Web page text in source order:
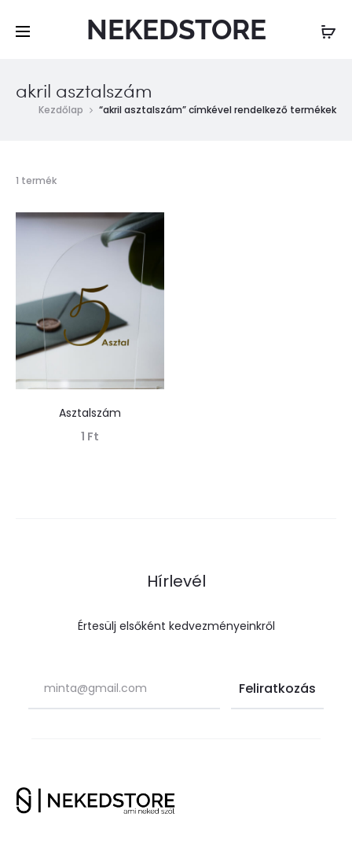
NEKEDSTORE
akril asztalszám
Kezdőlap “akril asztalszám” címkével rendelkező termékek
1 termékÖsszesen
találat
Asztalszám
1 Ft
Hírlevél
Értesülj elsőként kedvezményeinkről